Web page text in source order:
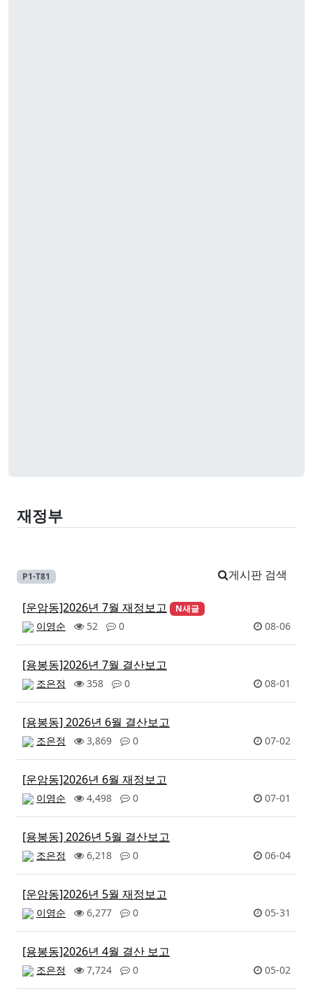
재정부
P1-T81 게시판 검색
[운암동]2026년 7월 재정보고 N새글
이영순 52 0 08-06
[용봉동]2026년 7월 결산보고
조은정 358 0 08-01
[용봉동] 2026년 6월 결산보고
조은정 3,869 0 07-02
[운암동]2026년 6월 재정보고
이영순 4,498 0 07-01
[용봉동] 2026년 5월 결산보고
조은정 6,218 0 06-04
[운암동]2026년 5월 재정보고
이영순 6,277 0 05-31
[용봉동]2026년 4월 결산 보고
조은정 7,724 0 05-02